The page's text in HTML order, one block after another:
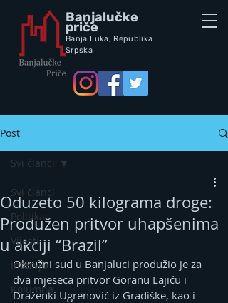
Banjalučke
priče
Banja Luka, Republika
Srpska
Post
Svi članci
Politika
Vijesti
Intervju
Kolumna
Svi članci
Oduzeto 50 kilograma droge:
Produžen pritvor uhapšenima
u akciji “Brazil”
Okružni sud u Banjaluci produžio je za
dva mjeseca pritvor Goranu Lajiću i
Draženki Ugrenović iz Gradiške, kao i